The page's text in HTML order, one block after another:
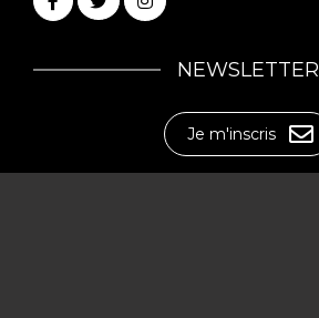
NEWSLETTER
Je m'inscris